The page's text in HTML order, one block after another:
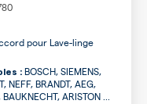
pour Lave-linge
: BOSCH, SIEMENS,
NEFF, BRANDT, AEG,
ARISTON ...